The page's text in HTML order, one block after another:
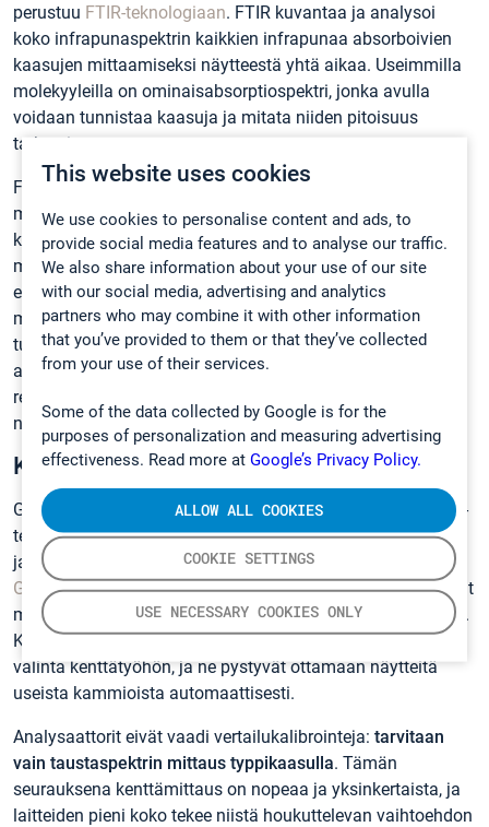
This website uses cookies
We use cookies to personalise content and ads, to
provide social media features and to analyse our traffic.
We also share information about your use of our site
with our social media, advertising and analytics
partners who may combine it with other information
that you’ve provided to them or that they’ve collected
from your use of their services.
Some of the data collected by Google is for the
purposes of personalization and measuring advertising
effectiveness. Read more at Google’s Privacy Policy.
COOKIE SETTINGS
USE NECESSARY COOKIES ONLY
ALLOW ALL COOKIES
perustuu FTIR-teknologiaan. FTIR kuvantaa ja analysoi
koko infrapunaspektrin kaikkien infrapunaa absorboivien
kaasujen mittaamiseksi näytteestä yhtä aikaa. Useimmilla
molekyyleilla on ominaisabsorptiospektri, jonka avulla
voidaan tunnistaa kaasuja ja mitata niiden pitoisuus
tarkasti.
FTIR-teknologia sopii hyvin kasvihuonekaasujen
mittaamiseen laajalla alueella, ja sopii erilaisten,
kasvihuonekaasupäästöiltään vaihtelevien
maaperätyyppien ja ekosysteemien tutkimukseen,
esimerkiksi erilaisten luonnon maaekosysteemien,
maatalousmaan sekä vesiympäristöjen
tutkimukseen. Gasmet-maaperäpäästöanalysaattorien
avulla käyttäjä pystyy seuraamaan pitoisuuden muutoksia
reaaliajassa sekä tutkimaan ja analysoimaan tuloksia heti
niiden keräämisen jälkeen.
Kannettavat kaasuanalysaattorit
Gasmetin valikoimassa on kaksi kentällä käytettävää FTIR-
teknologiaan perustuvaa maaperäpäästöanalysaattoria
jatkuvatoimisiin monikomponenttikaasuanalyyseihin:
GT5000 TerrajaDX4015. Nämä vankat kaasuanalysaattorit
mahdollistavat jopa 50 kaasun samanaikaisen mittauksen.
Kumpikin maaperäpäästöanalysaattori on ihanteellinen
valinta kenttätyöhön, ja ne pystyvät ottamaan näytteitä
useista kammioista automaattisesti.
Analysaattorit eivät vaadi vertailukalibrointeja: tarvitaan
vain taustaspektrin mittaus typpikaasulla. Tämän
seurauksena kenttämittaus on nopeaa ja yksinkertaista, ja
laitteiden pieni koko tekee niistä houkuttelevan vaihtoehdon